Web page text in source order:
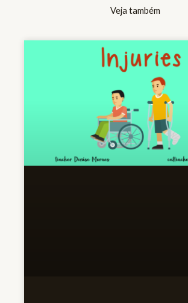
Veja também